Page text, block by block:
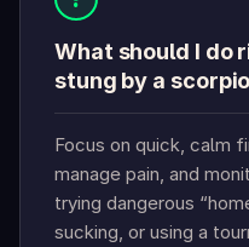
What should I do
stung by a
Focus on quick, calm
manage pain, and
trying dangerous
sucking, or using a